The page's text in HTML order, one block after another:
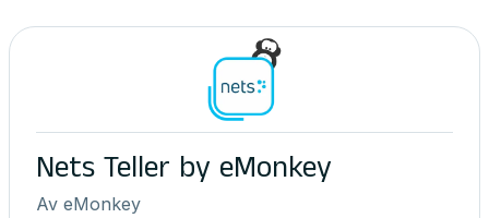
Nets Teller by eMonkey
Av eMonkey